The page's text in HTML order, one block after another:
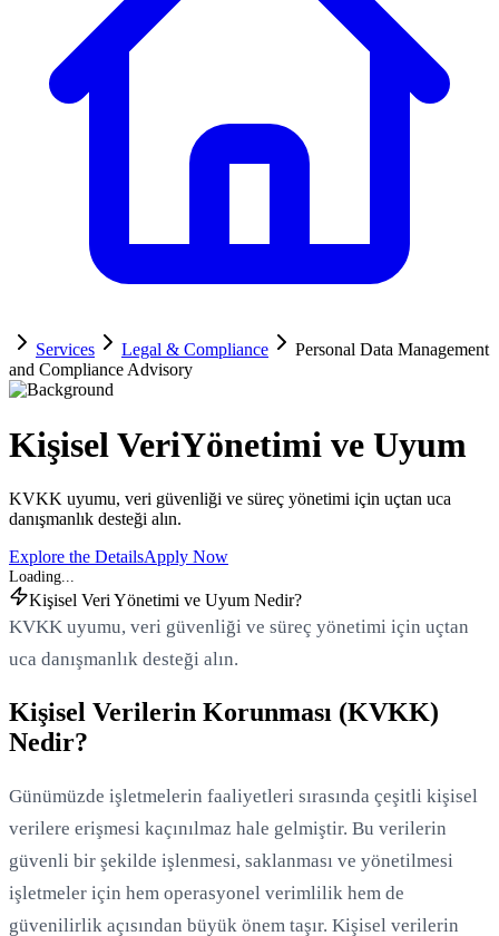
Services Legal & Compliance
Personal Data Management
and Compliance Advisory
Kişisel VeriYönetimi ve Uyum
KVKK uyumu, veri güvenliği ve süreç yönetimi için uçtan uca
danışmanlık desteği alın.
Explore the DetailsApply Now
Loading...
Kişisel Veri Yönetimi ve Uyum Nedir?
KVKK uyumu, veri güvenliği ve süreç yönetimi için uçtan
uca danışmanlık desteği alın.
Kişisel Verilerin Korunması (KVKK)
Nedir?
Günümüzde işletmelerin faaliyetleri sırasında çeşitli kişisel
verilere erişmesi kaçınılmaz hale gelmiştir. Bu verilerin
güvenli bir şekilde işlenmesi, saklanması ve yönetilmesi
işletmeler için hem operasyonel verimlilik hem de
güvenilirlik açısından büyük önem taşır. Kişisel verilerin